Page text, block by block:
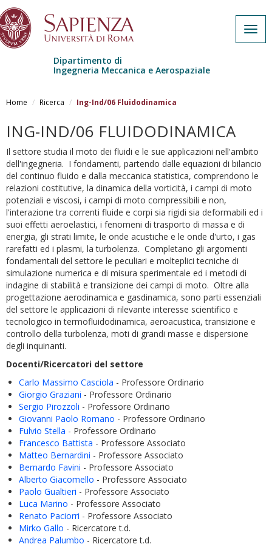
Dipartimento di
Ingegneria Meccanica e Aerospaziale
Home Ricerca Ing-Ind/06 Fluidodinamica
ING-IND/06 FLUIDODINAMICA
Il settore studia il moto dei fluidi e le sue applicazioni nell'ambito
dell'ingegneria. I fondamenti, partendo dalle equazioni di bilancio
del continuo fluido e dalla meccanica statistica, comprendono le
relazioni costitutive, la dinamica della vorticità, i campi di moto
potenziali e viscosi, i campi di moto compressibili e non,
l'interazione tra correnti fluide e corpi sia rigidi sia deformabili ed i
suoi effetti aeroelastici, i fenomeni di trasporto di massa e di
energia, gli strati limite, le onde acustiche e le onde d'urto, i gas
rarefatti ed i plasmi, la turbolenza. Completano gli argomenti
fondamentali del settore le peculiari e molteplici tecniche di
simulazione numerica e di misura sperimentale ed i metodi di
indagine di stabilità e transizione dei campi di moto. Oltre alla
progettazione aerodinamica e gasdinamica, sono parti essenziali
del settore le applicazioni di rilevante interesse scientifico e
tecnologico in termofluidodinamica, aeroacustica, transizione e
controllo della turbolenza, moti di grandi masse e dispersione
degli inquinanti.
Docenti/Ricercatori del settore
Carlo Massimo Casciola - Professore Ordinario
Giorgio Graziani - Professore Ordinario
Sergio Pirozzoli - Professore Ordinario
Giovanni Paolo Romano - Professore Ordinario
Fulvio Stella - Professore Ordinario
Francesco Battista - Professore Associato
Matteo Bernardini - Professore Associato
Bernardo Favini - Professore Associato
Alberto Giacomello - Professore Associato
Paolo Gualtieri - Professore Associato
Luca Marino - Professore Associato
Renato Paciorri - Professore Associato
Mirko Gallo - Ricercatore t.d.
Andrea Palumbo - Ricercatore t.d.